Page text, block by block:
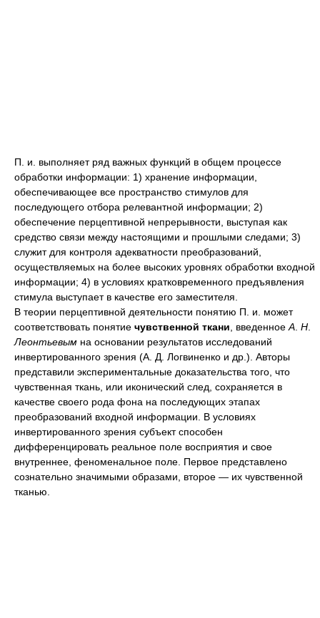
П. и. выполняет ряд важных функций в общем процессе
обработки информации: 1) хранение информации,
обеспечивающее все пространство стимулов для
последующего отбора релевантной информации; 2)
обеспечение перцептивной непрерывности, выступая как
средство связи между настоящими и прошлыми следами; 3)
служит для контроля адекватности преобразований,
осуществляемых на более высоких уровнях обработки входной
информации; 4) в условиях кратковременного предъявления
стимула выступает в качестве его заместителя.
В теории перцептивной деятельности понятию П. и. может
соответствовать понятие чувственной ткани , введенное А Н
Леонтьевым на основании результатов исследований
инвертированного зрения (А. Д. Логвиненко и др.). Авторы
представили экспериментальные доказательства того, что
чувственная ткань, или иконический след, сохраняется в
качестве своего рода фона на последующих этапах
преобразований входной информации. В условиях
инвертированного зрения субъект способен
дифференцировать реальное поле восприятия и свое
внутреннее, феноменальное поле. Первое представлено
сознательно значимыми образами, второе — их чувственной
тканью.